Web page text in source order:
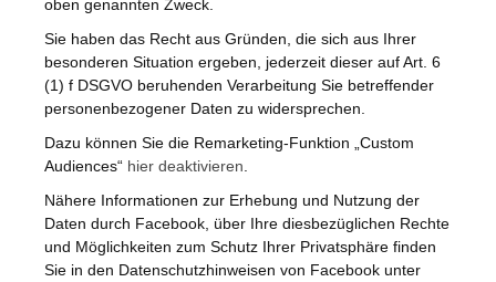
oben genannten Zweck.
Sie haben das Recht aus Gründen, die sich aus Ihrer
besonderen Situation ergeben, jederzeit dieser auf Art. 6
(1) f DSGVO beruhenden Verarbeitung Sie betreffender
personenbezogener Daten zu widersprechen.
Dazu können Sie die Remarketing-Funktion „Custom
Audiences“ hier deaktivieren
Nähere Informationen zur Erhebung und Nutzung der
Daten durch Facebook, über Ihre diesbezüglichen Rechte
und Möglichkeiten zum Schutz Ihrer Privatsphäre finden
Sie in den Datenschutzhinweisen von Facebook unter